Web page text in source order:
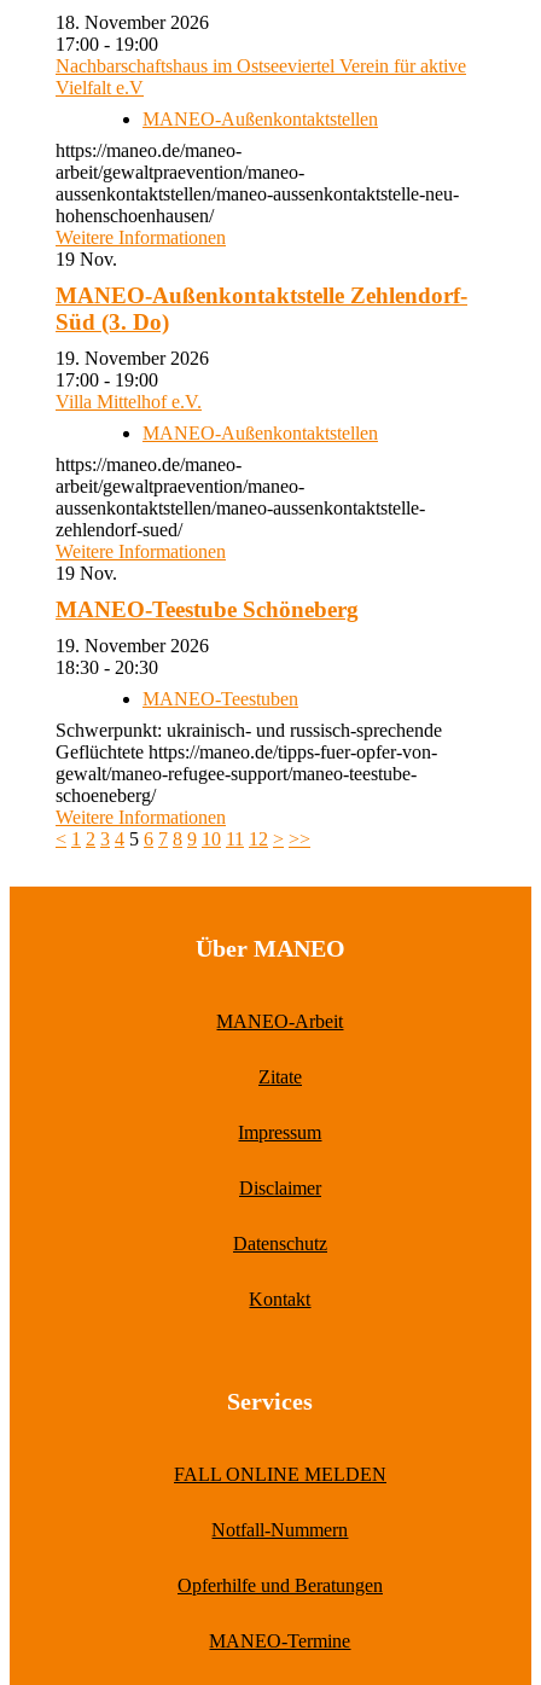
18. November 2026
17:00 - 19:00
Nachbarschaftshaus im Ostseeviertel Verein für aktive
Vielfalt e.V
MANEO-Außenkontaktstellen
https://maneo.de/maneo-
arbeit/gewaltpraevention/maneo-
aussenkontaktstellen/maneo-aussenkontaktstelle-neu-
hohenschoenhausen/
Weitere Informationen
19 Nov.
MANEO-Außenkontaktstelle Zehlendorf-
Süd (3. Do)
19. November 2026
17:00 - 19:00
Villa Mittelhof e.V.
MANEO-Außenkontaktstellen
https://maneo.de/maneo-
arbeit/gewaltpraevention/maneo-
aussenkontaktstellen/maneo-aussenkontaktstelle-
zehlendorf-sued/
Weitere Informationen
19 Nov.
MANEO-Teestube Schöneberg
19. November 2026
18:30 - 20:30
MANEO-Teestuben
Schwerpunkt: ukrainisch- und russisch-sprechende
Geflüchtete https://maneo.de/tipps-fuer-opfer-von-
gewalt/maneo-refugee-support/maneo-teestube-
schoeneberg/
Weitere Informationen
< 1 2 3 4 5 6 7 8 9 10 11 12 > >>
Über MANEO
MANEO-Arbeit
Zitate
Impressum
Disclaimer
Datenschutz
Kontakt
Services
FALL ONLINE MELDEN
Notfall-Nummern
Opferhilfe und Beratungen
MANEO-Termine